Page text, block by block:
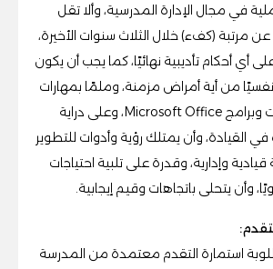
في مجال الإدارة المدرسية، وألا تقل
عن مرتبة (كفء) خلال الثلاث سنوات الأخيرة،
أي أحكام تأديبية نهائيًا، كما يجب أن يكون
ونفسيًا من أية أمراض مزمنة، وملمًا بمهارات
الحاسب الآلي والإنترنت وبرامج Microsoft Office، وعلى دراية
في القيادة، وأن يمتلك رؤية وأدوات للتطوير
وإدارية، وقدرة على تلبية احتياجات
وأن يتحلى باتجاهات وقيم إيجابية.
استمارة التقدم معتمدة من المدرسة